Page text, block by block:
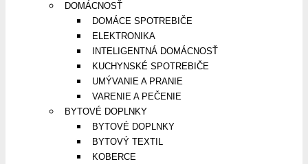
DOMÁCNOSŤ
DOMÁCE SPOTREBIČE
ELEKTRONIKA
INTELIGENTNÁ DOMÁCNOSŤ
KUCHYNSKÉ SPOTREBIČE
UMÝVANIE A PRANIE
VARENIE A PEČENIE
BYTOVÉ DOPLNKY
BYTOVÉ DOPLNKY
BYTOVÝ TEXTIL
KOBERCE